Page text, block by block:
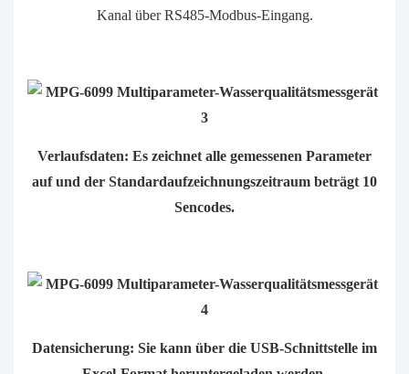
Kanal über RS485-Modbus-Eingang.
Verlaufsdaten: Es zeichnet alle gemessenen Parameter
auf und der Standardaufzeichnungszeitraum beträgt 10
Sencodes.
Datensicherung: Sie kann über die USB-Schnittstelle im